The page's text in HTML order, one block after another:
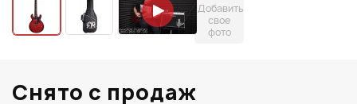
Добавить
свое
фото
Снято с продаж